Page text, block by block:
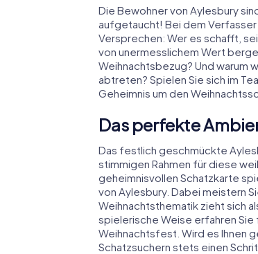
Die Bewohner von Aylesbury
aufgetaucht! Bei dem Verfasser
Versprechen: Wer es schafft,
von unermesslichem Wert
Weihnachtsbezug? Und warum
abtreten? Spielen Sie sich im
Geheimnis um den
Das perfekte
Das festlich geschmückte
stimmigen Rahmen für diese
geheimnisvollen Schatzkarte
von Aylesbury. Dabei meistern
Weihnachtsthematik zieht sich
spielerische Weise erfahren
Weihnachtsfest. Wird es Ihnen
Schatzsuchern stets einen